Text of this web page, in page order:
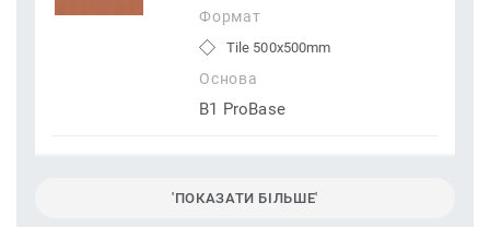
Формат
Tile 500x500mm
Основа
B1 ProBase
'ПОКАЗАТИ БІЛЬШЕ'